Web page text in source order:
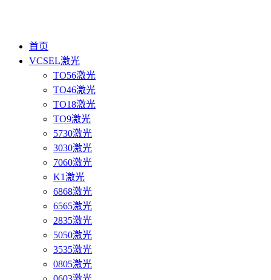
首页
VCSEL激光
TO56激光
TO46激光
TO18激光
TO9激光
5730激光
3030激光
7060激光
K1激光
6868激光
6565激光
2835激光
5050激光
3535激光
0805激光